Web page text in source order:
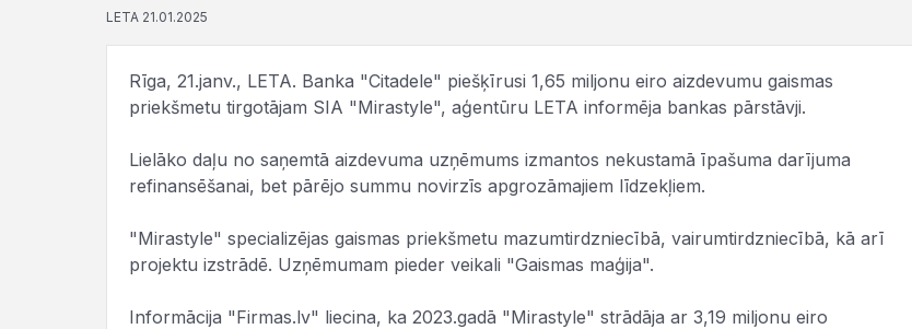
LETA 21.01.2025
Rīga, 21.janv., LETA. Banka "Citadele" piešķīrusi 1,65 miljonu eiro aizdevumu gaismas
priekšmetu tirgotājam SIA "Mirastyle", aģentūru LETA informēja bankas pārstāvji.
Lielāko daļu no saņemtā aizdevuma uzņēmums izmantos nekustamā īpašuma darījuma
refinansēšanai, bet pārējo summu novirzīs apgrozāmajiem līdzekļiem.
"Mirastyle" specializējas gaismas priekšmetu mazumtirdzniecībā, vairumtirdzniecībā, kā arī
projektu izstrādē. Uzņēmumam pieder veikali "Gaismas maģija".
Informācija "Firmas.lv" liecina, ka 2023.gadā "Mirastyle" strādāja ar 3,19 miljonu eiro